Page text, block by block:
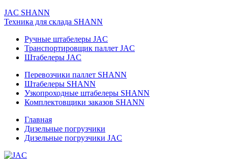
JAC SHANN
Техника для склада SHANN
Ручные штабелеры JAC
Транспортировщик паллет JAC
Штабелеры JAC
Перевозчики паллет SHANN
Штабелеры SHANN
Узкопроходные штабелеры SHANN
Комплектовщики заказов SHANN
Главная
Дизельные погрузчики
Дизельные погрузчики JAC